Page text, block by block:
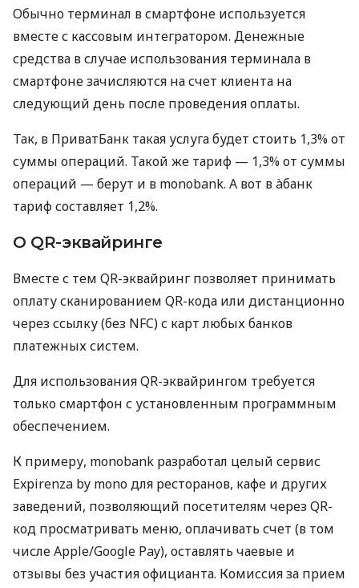
Обычно терминал в смартфоне используется
вместе с кассовым интегратором. Денежные
средства в случае использования терминала в
смартфоне зачисляются на счет клиента на
следующий день после проведения оплаты.
Так, в ПриватБанк такая услуга будет стоить 1,3% от
суммы операций. Такой же тариф — 1,3% от суммы
операций — берут и в monobank. А вот в àбанк
тариф составляет 1,2%.
О QR-эквайринге
Вместе с тем QR-эквайринг позволяет принимать
оплату сканированием QR-кода или дистанционно
через ссылку (без NFC) с карт любых банков
платежных систем.
Для использования QR-эквайрингом требуется
только смартфон с установленным программным
обеспечением.
К примеру, monobank разработал целый сервис
Expirenza by mono для ресторанов, кафе и других
заведений, позволяющий посетителям через QR-
код просматривать меню, оплачивать счет (в том
числе Apple/Google Pay), оставлять чаевые и
отзывы без участия официанта. Комиссия за прием